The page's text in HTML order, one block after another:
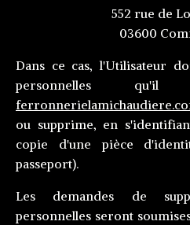
552 rue de
03600
Dans ce cas, l'Utilisateur
personnelles qu'il
ou supprime, en
copie d'une pièce
passeport).
Les demandes de
personnelles seront